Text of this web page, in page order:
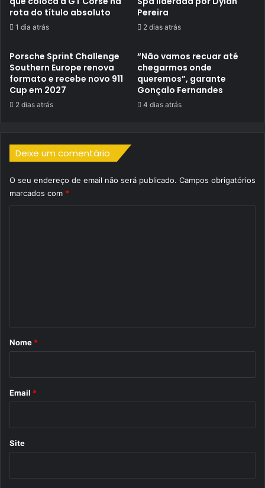
rota do título absoluto
1 dia atrás
Pereira
2 dias atrás
Porsche Sprint Challenge
Southern Europe renova
formato e recebe novo 911
Cup em 2027
2 dias atrás
“Não vamos recuar até
chegarmos onde
queremos”, garante
Gonçalo Fernandes
4 dias atrás
Deixe um comentário
O seu endereço de email não será publicado. Campos obrigatórios
marcados com *
r
*
Nome *
Email *
Site